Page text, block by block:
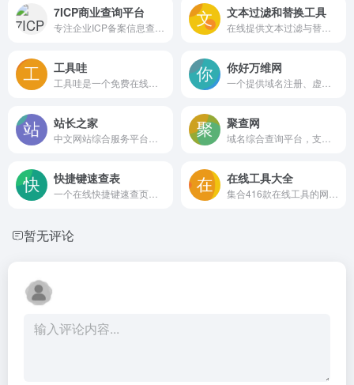
7ICP商业查询平台 文本过滤和替换工具
工具哇 你好万维网
站长之家 聚查网
快捷键速查表 在线工具大全
暂无评论